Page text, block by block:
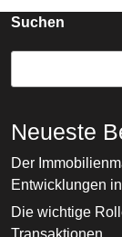
Suchen
Neueste
Der
Entwicklungen
Die wichtige
Transaktionen